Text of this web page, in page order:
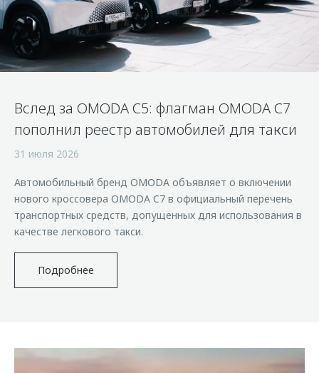
Страхование
Кредитный калькулятор
Аксессуары
Оригинальные аксессуары
Запчасти
Калькулятор трейд-ин
Клиентская поддержка
O&J Автоклуб
Клуб владельцев OMODA
Аксессуары
Одежда и сувениры
Запчасти
Обратная связь
Вслед за OMODA C5: флагман OMODA C7
пополнил реестр автомобилей для такси
31 июля 2026
Автомобильный бренд OMODA объявляет о включении
нового кроссовера OMODA C7 в официальный перечень
транспортных средств, допущенных для использования в
качестве легкового такси.
Подробнее